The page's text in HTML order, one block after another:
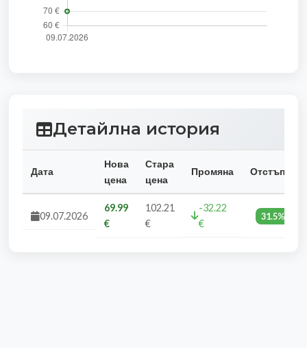
Детайлна история
Дата
Нова
цена
Стара
цена
Промяна Отстъпка
09.07.2026
69.99
€
102.21
€
-32.22
€
31.5%